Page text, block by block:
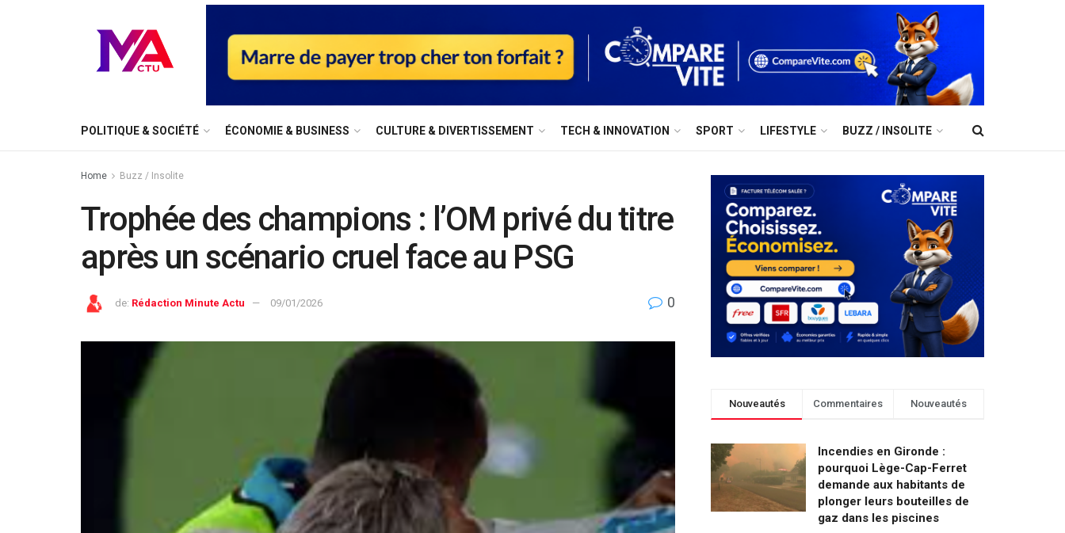
⁠POLITIQUE & SOCIÉTÉ ÉCONOMIE & BUSINESS ⁠CULTURE & DIVERTISSEMENT ⁠TECH & INNOVATION SPORT LIFESTYLE BUZZ / INSOLITE
Home Buzz / Insolite
Trophée des champions : l’OM privé du titre
après un scénario cruel face au PSG
de: Rédaction Minute Actu 09/01/2026 0
Nouveautés Commentaires Nouveautés
Incendies en Gironde :
pourquoi Lège-Cap-Ferret
demande aux habitants de
plonger leurs bouteilles de
gaz dans les piscines